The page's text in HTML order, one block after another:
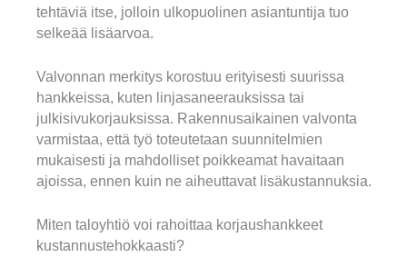
tehtäviä itse, jolloin ulkopuolinen asiantuntija tuo
selkeää lisäarvoa.
Valvonnan merkitys korostuu erityisesti suurissa
hankkeissa, kuten linjasaneerauksissa tai
julkisivukorjauksissa. Rakennusaikainen valvonta
varmistaa, että työ toteutetaan suunnitelmien
mukaisesti ja mahdolliset poikkeamat havaitaan
ajoissa, ennen kuin ne aiheuttavat lisäkustannuksia.
Miten taloyhtiö voi rahoittaa korjaushankkeet
kustannustehokkaasti?